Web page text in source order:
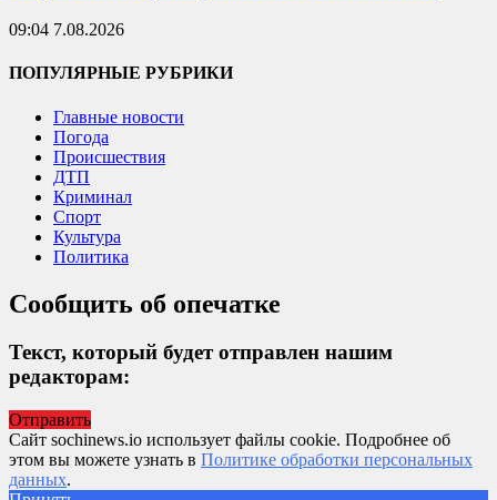
09:04 7.08.2026
ПОПУЛЯРНЫЕ РУБРИКИ
Главные новости
Погода
Происшествия
ДТП
Криминал
Спорт
Культура
Политика
Сообщить об опечатке
Текст, который будет отправлен нашим
редакторам:
Отправить
Сайт sochinews.io использует файлы cookie. Подробнее об
этом вы можете узнать в Политике обработки персональных
данных.